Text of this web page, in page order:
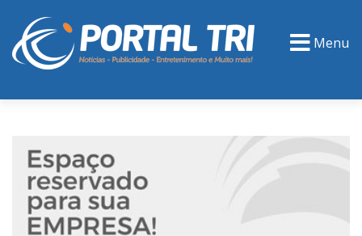
Menu